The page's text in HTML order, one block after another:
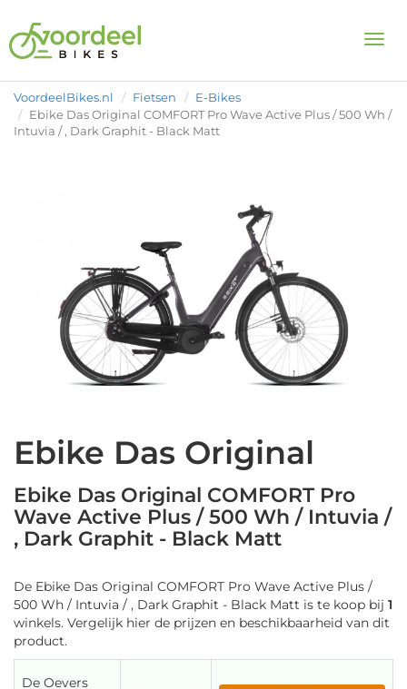
VoordeelBikes.nl Fietsen
E-Bikes
Ebike Das Original COMFORT Pro Wave Active Plus / 500 Wh /
Intuvia / , Dark Graphit - Black Matt
Ebike Das Original
Ebike Das Original COMFORT Pro
Wave Active Plus / 500 Wh / Intuvia /
, Dark Graphit - Black Matt
De Ebike Das Original COMFORT Pro Wave Active Plus /
500 Wh / Intuvia / , Dark Graphit - Black Matt is te koop bij 1
winkels. Vergelijk hier de prijzen en beschikbaarheid van dit
product.
De Oevers